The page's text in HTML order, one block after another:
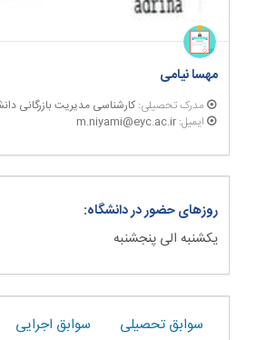
مهسا نیامی
مدرک تحصیلی: کارشناسی مدیریت بازرگانی
ایمیل: m.niyami@eyc.ac.ir
روزهای حضور در دانشگاه:
یکشنبه الی پنجشنبه
سوابق تحصیلی
سوابق اجرایی